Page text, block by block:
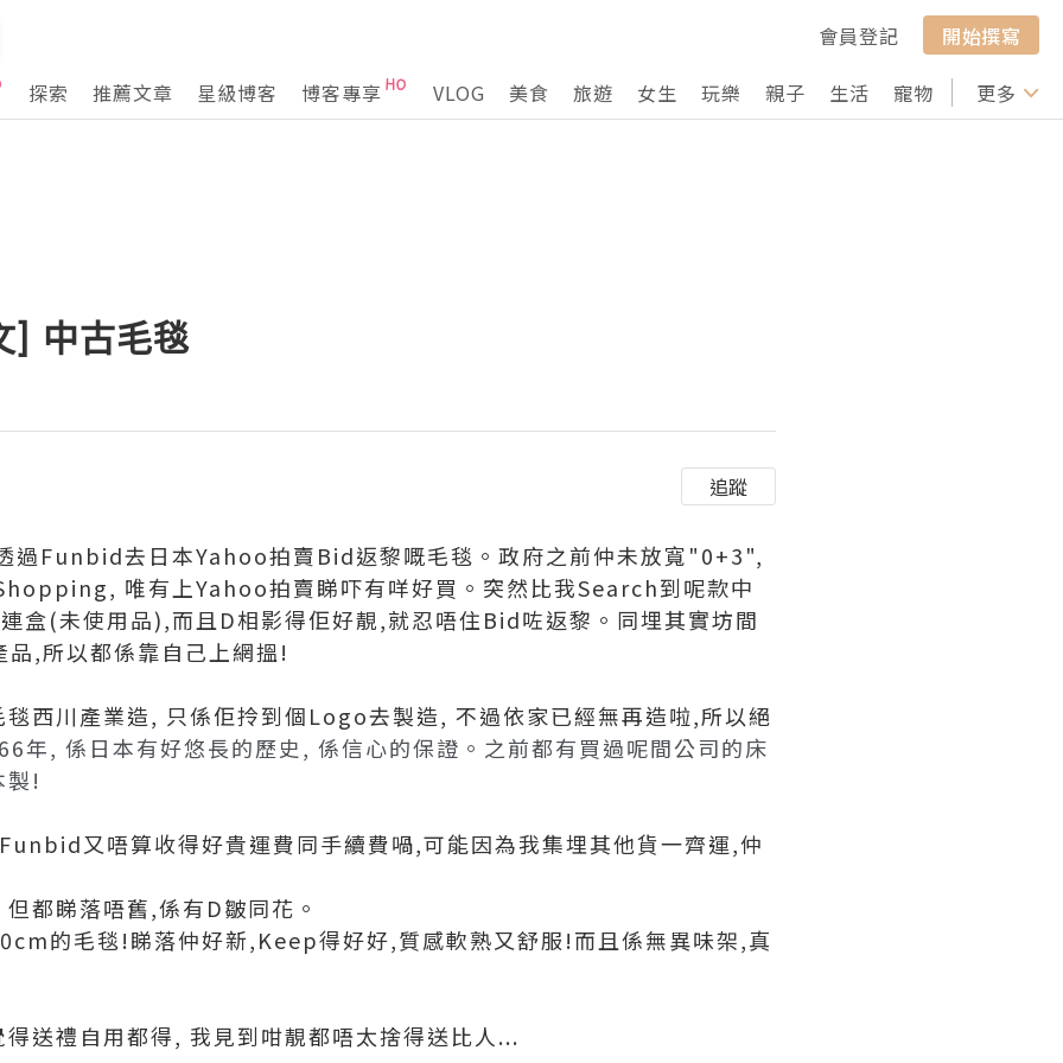
會員登記
開始撰寫
探索
推薦文章 星級博客 博客專享 VLOG 美食 旅遊 女生 玩樂 親子 生活 寵物 行山 打卡
更多
中古毛毯
追蹤
過Funbid去日本Yahoo拍賣Bid返黎嘅毛毯。政府之前仲未放寬"0+3",
唯有上Yahoo拍賣睇吓有咩好買。突然比我Search到呢款中
盒(未使用品),而且D相影得佢好靚,就忍唔住Bid咗返黎。同埋其實坊間
,所以都係靠自己上網搵!
西川產業造, 只係佢拎到個Logo去製造, 不過依家已經無再造啦,所以絕
年, 係日本有好悠長的歷史, 係信心的保證。之前都有買過呢間公司的床
製!
又唔算收得好貴運費同手續費喎,可能因為我集埋其他貨一齊運,仲
都睇落唔舊,係有D皺同花。
的毛毯!睇落仲好新,Keep得好好,質感軟熟又舒服!而且係無異味架,真
送禮自用都得, 我見到咁靚都唔太捨得送比人...